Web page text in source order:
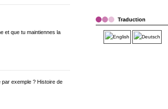
et que tu maintiennes la
exemple ? Histoire de
Traduction